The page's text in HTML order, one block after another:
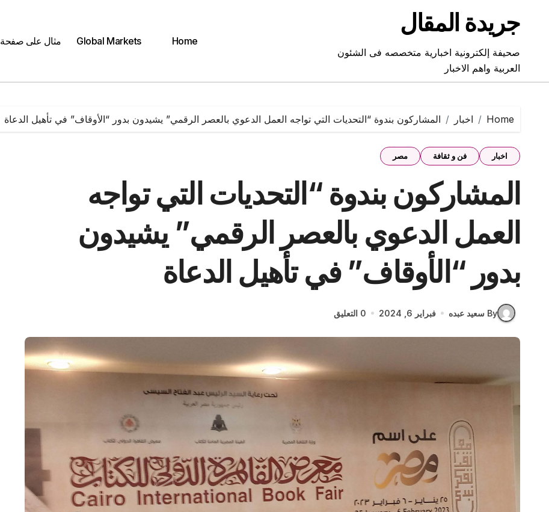
contentجريدة المقال
صحيفة إلكترونية اخبارية متخصصه فى الشئون
العربية واهم الاخبار
Home
Global Markets مثال على صفحة
Home اخبار المشاركون بندوة “التحديات التي تواجه العمل الدعوي بالعصر الرقمي” يشيدون بدور “الأوقاف” في تأهيل الدعاة
اخبار فن و ثقافة مصر
المشاركون بندوة “التحديات التي تواجه
العمل الدعوي بالعصر الرقمي” يشيدون
بدور “الأوقاف” في تأهيل الدعاة
By سعيد عبده فبراير 6, 2024 0 التعليق